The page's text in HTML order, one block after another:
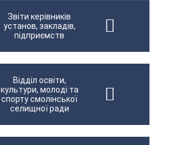
Звіти керівників
установ, закладів,
підприємств
Відділ освіти,
культури, молоді та
спорту смолінської
селищної ради